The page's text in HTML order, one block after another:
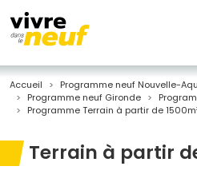
Accueil
Programme neuf Nouvelle-
Programme neuf Gironde
Programme Terrain à partir de
Terrain à partir